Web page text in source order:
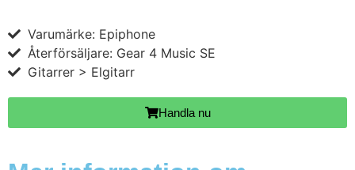
Varumärke: Epiphone
Återförsäljare: Gear 4 Music SE
Gitarrer > Elgitarr
Handla nu